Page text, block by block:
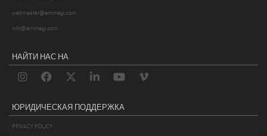
webmaster@emmegi.com
info@emmegi.com
НАЙТИ НАС НА
ЮРИДИЧЕСКАЯ ПОДДЕРЖКА
PRIVACY POLICY